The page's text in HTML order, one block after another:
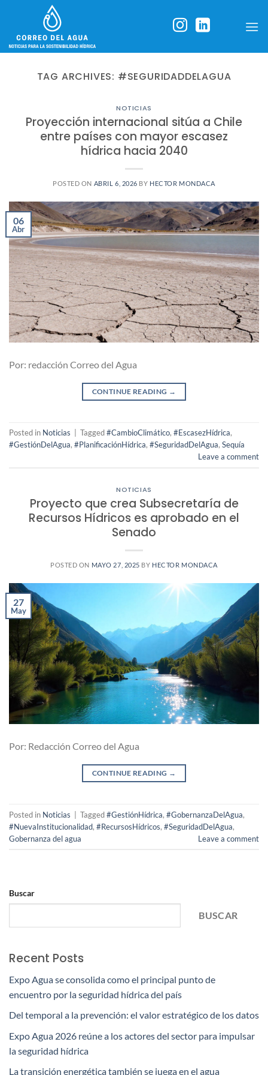
content
TAG ARCHIVES: #SEGURIDADDELAGUA
NOTICIAS
Proyección internacional sitúa a Chile
entre países con mayor escasez
hídrica hacia 2040
POSTED ON ABRIL 6, 2026 BY HECTOR MONDACA
06
Abr
Por: redacción Correo del Agua
CONTINUE READING →
Posted in Noticias Tagged#CambioClimático, #EscasezHídrica,
#GestiónDelAgua, #PlanificaciónHídrica, #SeguridadDelAgua, Sequía
Leave a comment
NOTICIAS
Proyecto que crea Subsecretaría de
Recursos Hídricos es aprobado en el
Senado
POSTED ON MAYO 27, 2025 BY HECTOR MONDACA
27
May
Por: Redacción Correo del Agua
CONTINUE READING →
Posted in Noticias | Tagged#GestiónHídrica, #GobernanzaDelAgua,
#NuevaInstitucionalidad, #RecursosHídricos, #SeguridadDelAgua,
Gobernanza del agua
Leave a comment
Buscar
BUSCAR
Recent Posts
Expo Agua se consolida como el principal punto de
encuentro por la seguridad hídrica del país
Del temporal a la prevención: el valor estratégico de los datos
Expo Agua 2026 reúne a los actores del sector para impulsar
la seguridad hídrica
La transición energética también se juega en el agua